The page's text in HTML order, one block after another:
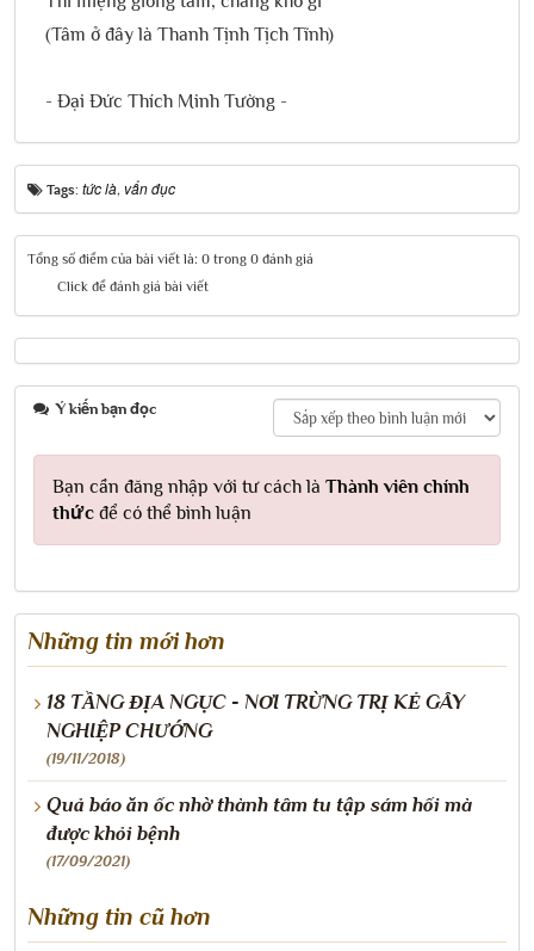
(Tâm ở đây là Thanh Tịnh Tịch Tĩnh)
- Đại Đức Thích Minh Tường -
Tags: tức là, vẩn đục
Tổng số điểm của bài viết là: 0 trong 0 đánh giá
Click để đánh giá bài viết
Ý kiến bạn đọc
Bạn cần đăng nhập với tư cách là Thành viên chính
thức để có thể bình luận
Những tin mới hơn
18 TẦNG ĐỊA NGỤC - NƠI TRỪNG TRỊ KẺ GÂY
NGHIỆP CHƯỚNG
(19/11/2018)
Quả báo ăn ốc nhờ thành tâm tu tập sám hối mà
được khỏi bệnh
(17/09/2021)
Những tin cũ hơn